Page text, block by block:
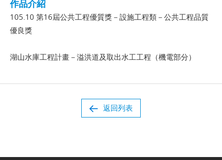
作品介紹
105.10 第16屆公共工程優質獎－設施工程類－公共工程品質
優良獎
湖山水庫工程計畫－溢洪道及取出水工工程（機電部分）
返回列表